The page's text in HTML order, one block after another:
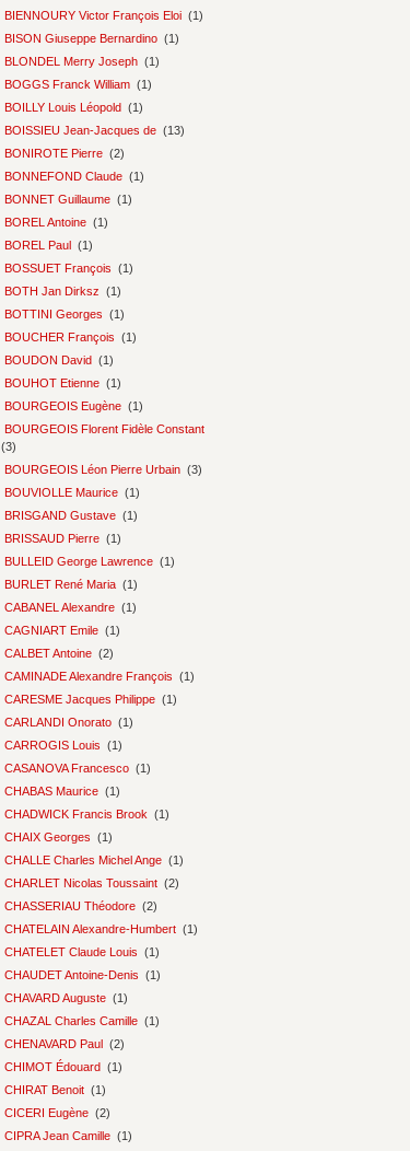
BIENNOURY Victor François Eloi (1)
BISON Giuseppe Bernardino (1)
BLONDEL Merry Joseph (1)
BOGGS Franck William (1)
BOILLY Louis Léopold (1)
BOISSIEU Jean-Jacques de (13)
BONIROTE Pierre (2)
BONNEFOND Claude (1)
BONNET Guillaume (1)
BOREL Antoine (1)
BOREL Paul (1)
BOSSUET François (1)
BOTH Jan Dirksz (1)
BOTTINI Georges (1)
BOUCHER François (1)
BOUDON David (1)
BOUHOT Etienne (1)
BOURGEOIS Eugène (1)
BOURGEOIS Florent Fidèle Constant
(3)
BOURGEOIS Léon Pierre Urbain (3)
BOUVIOLLE Maurice (1)
BRISGAND Gustave (1)
BRISSAUD Pierre (1)
BULLEID George Lawrence (1)
BURLET René Maria (1)
CABANEL Alexandre (1)
CAGNIART Emile (1)
CALBET Antoine (2)
CAMINADE Alexandre François (1)
CARESME Jacques Philippe (1)
CARLANDI Onorato (1)
CARROGIS Louis (1)
CASANOVA Francesco (1)
CHABAS Maurice (1)
CHADWICK Francis Brook (1)
CHAIX Georges (1)
CHALLE Charles Michel Ange (1)
CHARLET Nicolas Toussaint (2)
CHASSERIAU Théodore (2)
CHATELAIN Alexandre-Humbert (1)
CHATELET Claude Louis (1)
CHAUDET Antoine-Denis (1)
CHAVARD Auguste (1)
CHAZAL Charles Camille (1)
CHENAVARD Paul (2)
CHIMOT Édouard (1)
CHIRAT Benoit (1)
CICERI Eugène (2)
CIPRA Jean Camille (1)